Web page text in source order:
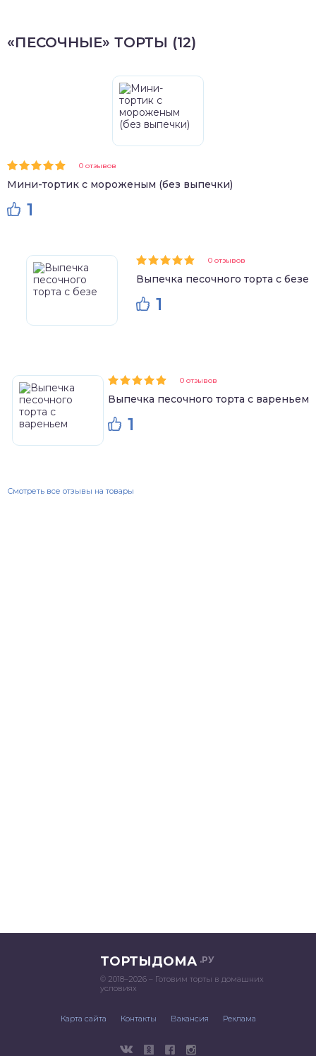
«ПЕСОЧНЫЕ» ТОРТЫ (12)
0 отзывов
Мини-тортик с мороженым (без выпечки)
1
0 отзывов
Выпечка песочного торта с безе
1
0 отзывов
Выпечка песочного торта с вареньем
1
Смотреть все отзывы на товары
ТОРТЫДОМА .РУ
© 2018–2026 – Готовим торты в домашних
условиях
Карта сайта Контакты Вакансия Реклама